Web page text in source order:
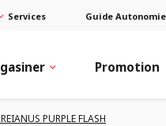
Services Guide
Promotion
PURPLE FLASH